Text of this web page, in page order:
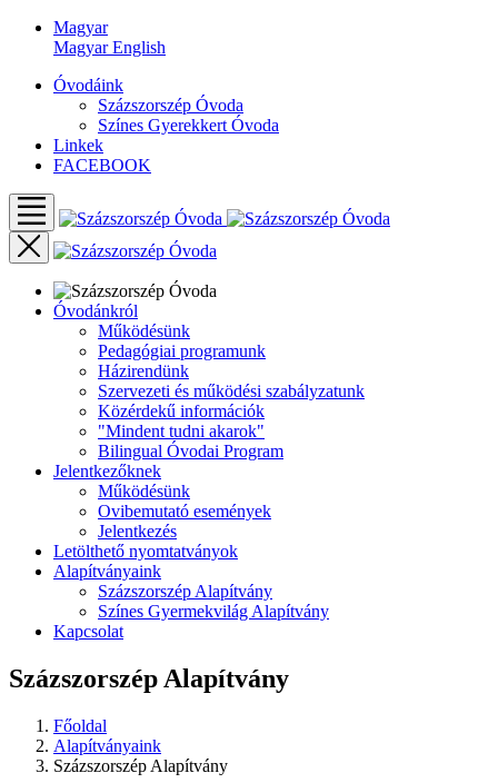
Magyar
MagyarEnglish
Óvodáink
Százszorszép Óvoda
Színes Gyerekkert Óvoda
Linkek
FACEBOOK
Óvodánkról
Működésünk
Pedagógiai programunk
Házirendünk
Szervezeti és működési szabályzatunk
Közérdekű információk
"Mindent tudni akarok"
Bilingual Óvodai Program
Jelentkezőknek
Működésünk
Ovibemutató események
Jelentkezés
Letölthető nyomtatványok
Alapítványaink
Százszorszép Alapítvány
Színes Gyermekvilág Alapítvány
Kapcsolat
Százszorszép Alapítvány
Főoldal
Alapítványaink
Százszorszép Alapítvány